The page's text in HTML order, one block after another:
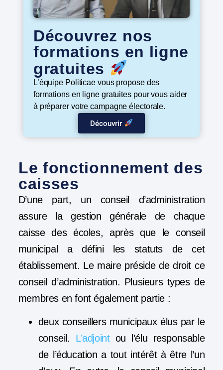
Découvrez nos
formations en ligne
gratuites
L’équipe Politicae vous propose des
formations en ligne gratuites pour vous aider
à préparer votre campagne électorale.
Découvrir
Le fonctionnement des
caisses
D’une part, un conseil d’administration
assure la gestion générale de chaque
caisse des écoles, après que le conseil
municipal a défini les statuts de cet
établissement. Le maire préside de droit ce
conseil d’administration. Plusieurs types de
membres en font également partie :
deux conseillers municipaux élus par le
conseil. L’adjointou l’élu responsable
de l’éducation a tout intérêt à être l’un